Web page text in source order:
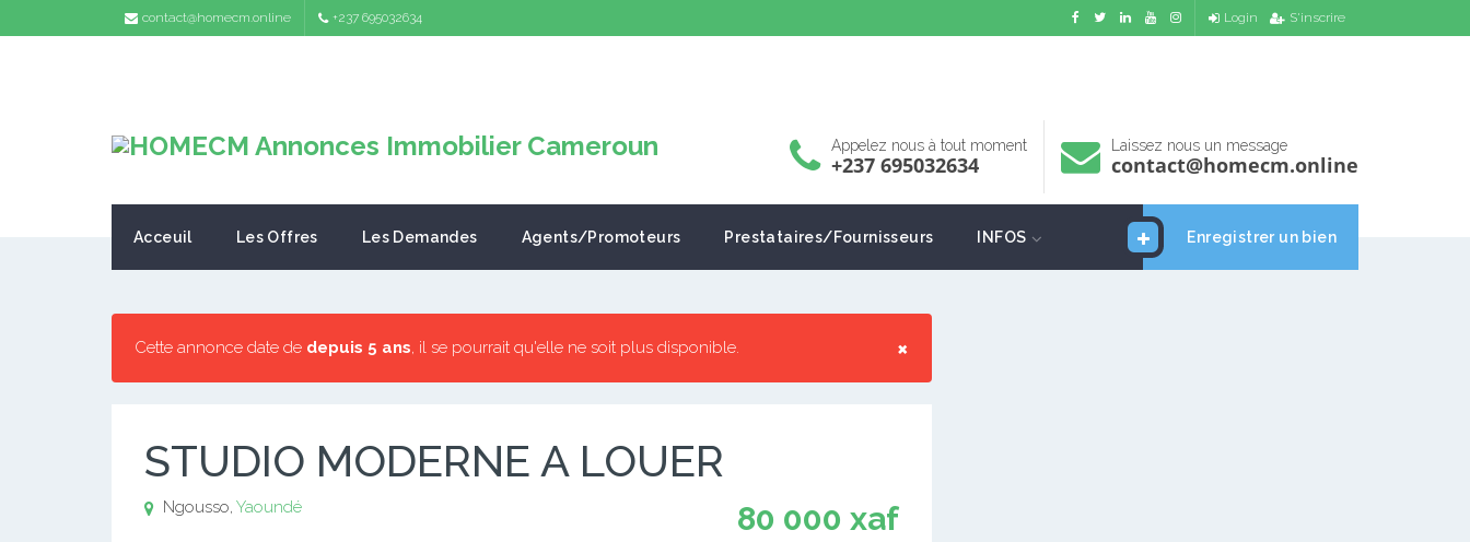
contact@homecm.online +237 695032634 Login S'inscrire
Appelez nous à tout moment
+237 695032634
Laissez nous un message
contact@homecm.online
Enregistrer un bien
Acceuil Les Offres Les Demandes Agents/Promoteurs Prestataires/Fournisseurs INFOS
×
Cette annonce date de depuis 5 ans, il se pourrait qu'elle ne soit plus disponible.
STUDIO MODERNE A LOUER
80 000 xaf
Ngousso, Yaoundé